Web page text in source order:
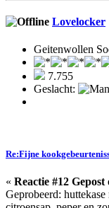
Lovelocker
Geitenwollen
7.755
Geslacht:
Re:Fijne
« Reactie #12 Gepost
Geprobeerd: